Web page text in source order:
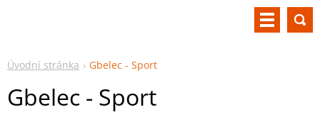
Úvodní stránka Gbelec - Sport
Gbelec - Sport